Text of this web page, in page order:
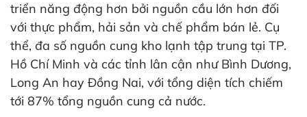
triển năng động hơn bởi nguồn cầu lớn hơn đối
với thực phẩm, hải sản và chế phẩm bán lẻ. Cụ
thể, đa số nguồn cung kho lạnh tập trung tại TP.
Hồ Chí Minh và các tỉnh lân cận như Bình Dương,
Long An hay Đồng Nai, với tổng diện tích chiếm
tới 87% tổng nguồn cung cả nước.